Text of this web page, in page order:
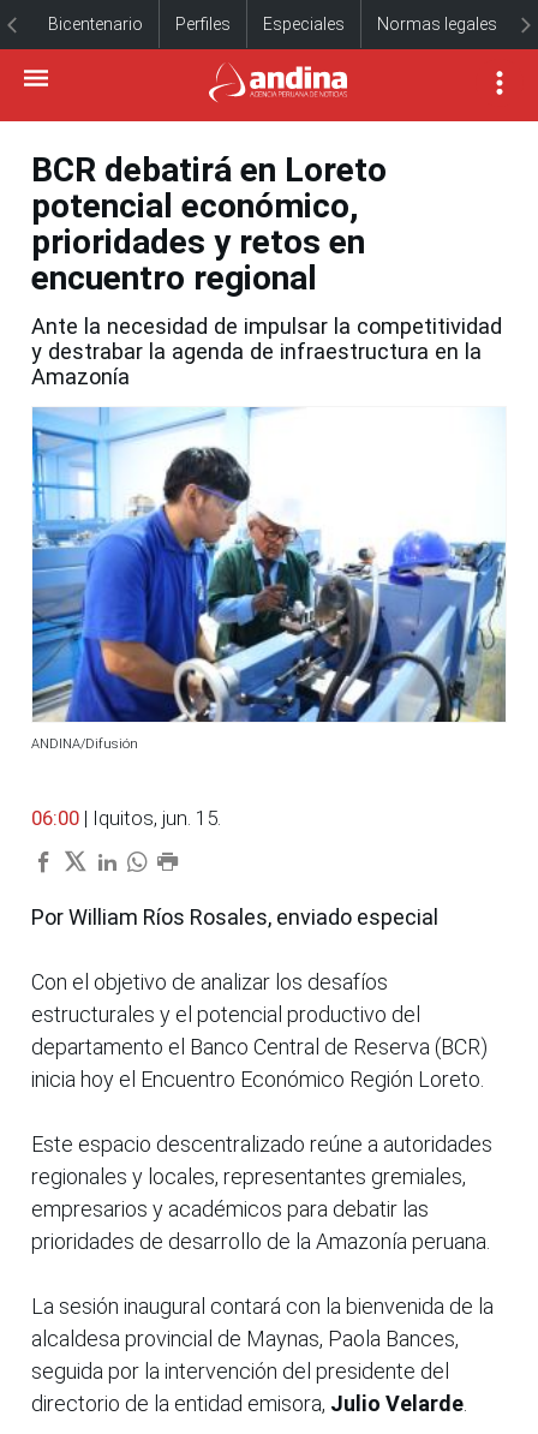
Bicentenario Perfiles Especiales Normas legales
BCR debatirá en Loreto
potencial económico,
prioridades y retos en
encuentro regional
Ante la necesidad de impulsar la competitividad
y destrabar la agenda de infraestructura en la
Amazonía
ANDINA/Difusión
06:00 | Iquitos, jun. 15.
Por William Ríos Rosales, enviado especial
Con el objetivo de analizar los desafíos
estructurales y el potencial productivo del
departamento el Banco Central de Reserva (BCR)
inicia hoy el Encuentro Económico Región Loreto.
Este espacio descentralizado reúne a autoridades
regionales y locales, representantes gremiales,
empresarios y académicos para debatir las
prioridades de desarrollo de la Amazonía peruana.
La sesión inaugural contará con la bienvenida de la
alcaldesa provincial de Maynas, Paola Bances,
seguida por la intervención del presidente del
directorio de la entidad emisora, Julio Velarde